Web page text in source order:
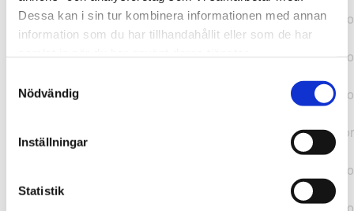
Dessa kan i sin tur kombinera informationen med annan
information som du har tillhandahållit eller som de har
Nödvändig
Inställningar
Statistik
(https://webshop.pressbyran.se/_next/static/chunks/
b241200379730ac0.js:1:129835) at i
(https://webshop.pressbyran.se/_next/static/chunks/
(https://webshop.pressbyran.se/_next/static/chunks/
https://webshop.pressbyran.se/_next/static/chunks/
b241200379730ac0.js:1:167872 at uI
(https://webshop.pressbyran.se/_next/static/chunks/
b241200379730ac0.js:1:167879) at uE
(https://webshop.pressbyran.se/_next/static/chunks/